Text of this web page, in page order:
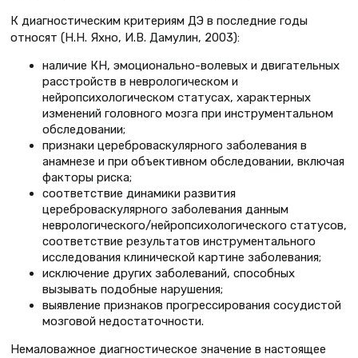
К диагностическим критериям ДЭ в последние годы
относят (Н.Н. Яхно, И.В. Дамулин, 2003):
наличие КН, эмоционально-волевых и двигательных
расстройств в неврологическом и
нейропсихологическом статусах, характерных
изменений головного мозга при инструментальном
обследовании;
признаки цереброваскулярного заболевания в
анамнезе и при объективном обследовании, включая
факторы риска;
соответствие динамики развития
цереброваскулярного заболевания данным
неврологического/нейропсихологического статусов,
соответствие результатов инструментального
исследования клинической картине заболевания;
исключение других заболеваний, способных
вызывать подобные нарушения;
выявление признаков прогрессирования сосудистой
мозговой недостаточности.
Немаловажное диагностическое значение в настоящее